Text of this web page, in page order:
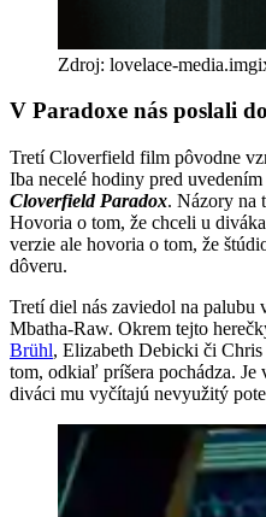
Zdroj: lovelace-
V Paradoxe nás poslali
Tretí Cloverfield film pôvodne
Iba necelé hodiny pred
Cloverfield Paradox. Názory na
Hovoria o tom, že chceli u
verzie ale hovoria o tom, že
dôveru.
Tretí diel nás zaviedol na
Mbatha-Raw. Okrem tejto
Brühl, Elizabeth Debicki či
tom, odkiaľ príšera pochádza. Je
diváci mu vyčítajú nevyužitý